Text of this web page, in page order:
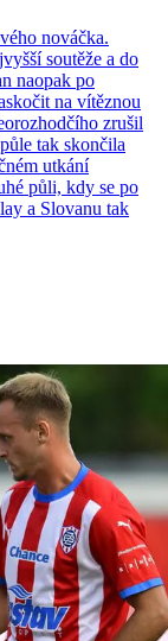
nováčka.
soutěže a do
naopak po
na vítěznou
zrušil
tak skončila
utkání
půli, kdy se po
a Slovanu tak